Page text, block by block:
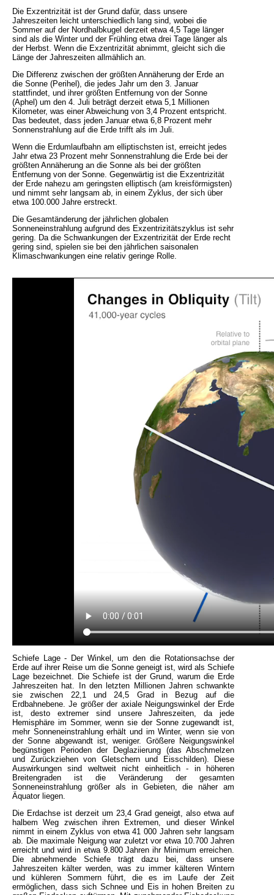
Die Exzentrizität ist der Grund dafür, dass unsere
Jahreszeiten leicht unterschiedlich lang sind, wobei die
Sommer auf der Nordhalbkugel derzeit etwa 4,5 Tage länger
sind als die Winter und der Frühling etwa drei Tage länger als
der Herbst. Wenn die Exzentrizität abnimmt, gleicht sich die
Länge der Jahreszeiten allmählich an.
Die Differenz zwischen der größten Annäherung der Erde an
die Sonne (Perihel), die jedes Jahr um den 3. Januar
stattfindet, und ihrer größten Entfernung von der Sonne
(Aphel) um den 4. Juli beträgt derzeit etwa 5,1 Millionen
Kilometer, was einer Abweichung von 3,4 Prozent entspricht.
Das bedeutet, dass jeden Januar etwa 6,8 Prozent mehr
Sonnenstrahlung auf die Erde trifft als im Juli.
Wenn die Erdumlaufbahn am elliptischsten ist, erreicht jedes
Jahr etwa 23 Prozent mehr Sonnenstrahlung die Erde bei der
größten Annäherung an die Sonne als bei der größten
Entfernung von der Sonne. Gegenwärtig ist die Exzentrizität
der Erde nahezu am geringsten elliptisch (am kreisförmigsten)
und nimmt sehr langsam ab, in einem Zyklus, der sich über
etwa 100.000 Jahre erstreckt.
Die Gesamtänderung der jährlichen globalen
Sonneneinstrahlung aufgrund des Exzentrizitätszyklus ist sehr
gering. Da die Schwankungen der Exzentrizität der Erde recht
gering sind, spielen sie bei den jährlichen saisonalen
Klimaschwankungen eine relativ geringe Rolle.
Schiefe Lage - Der Winkel, um den die Rotationsachse der
Erde auf ihrer Reise um die Sonne geneigt ist, wird als Schiefe
Lage bezeichnet. Die Schiefe ist der Grund, warum die Erde
Jahreszeiten hat. In den letzten Millionen Jahren schwankte
sie zwischen 22,1 und 24,5 Grad in Bezug auf die
Erdbahnebene. Je größer der axiale Neigungswinkel der Erde
ist, desto extremer sind unsere Jahreszeiten, da jede
Hemisphäre im Sommer, wenn sie der Sonne zugewandt ist,
mehr Sonneneinstrahlung erhält und im Winter, wenn sie von
der Sonne abgewandt ist, weniger. Größere Neigungswinkel
begünstigen Perioden der Deglaziierung (das Abschmelzen
und Zurückziehen von Gletschern und Eisschilden). Diese
Auswirkungen sind weltweit nicht einheitlich - in höheren
Breitengraden ist die Veränderung der gesamten
Sonneneinstrahlung größer als in Gebieten, die näher am
Äquator liegen.
Die Erdachse ist derzeit um 23,4 Grad geneigt, also etwa auf
halbem Weg zwischen ihren Extremen, und dieser Winkel
nimmt in einem Zyklus von etwa 41 000 Jahren sehr langsam
ab. Die maximale Neigung war zuletzt vor etwa 10.700 Jahren
erreicht und wird in etwa 9.800 Jahren ihr Minimum erreichen.
Die abnehmende Schiefe trägt dazu bei, dass unsere
Jahreszeiten kälter werden, was zu immer kälteren Wintern
und kühleren Sommern führt, die es im Laufe der Zeit
ermöglichen, dass sich Schnee und Eis in hohen Breiten zu